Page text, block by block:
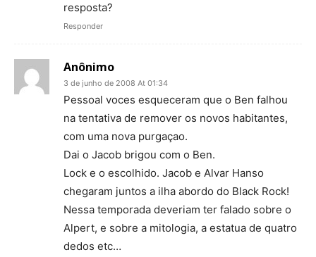
resposta?
Responder
Anônimo
3 de junho de 2008 At 01:34
Pessoal voces esqueceram que o Ben falhou
na tentativa de remover os novos habitantes,
com uma nova purgaçao.
Dai o Jacob brigou com o Ben.
Lock e o escolhido. Jacob e Alvar Hanso
chegaram juntos a ilha abordo do Black Rock!
Nessa temporada deveriam ter falado sobre o
Alpert, e sobre a mitologia, a estatua de quatro
dedos etc…